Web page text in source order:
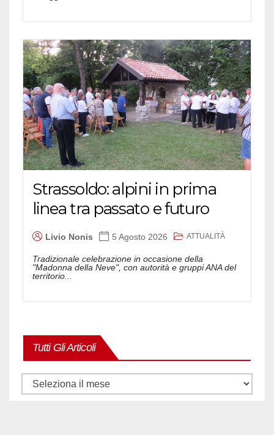
Strassoldo: alpini in prima
linea tra passato e futuro
Livio Nonis 5 Agosto 2026 ATTUALITÀ
Tradizionale celebrazione in occasione della
"Madonna della Neve", con autorità e gruppi ANA del
territorio...
Tutti Gli Articoli
Tutti